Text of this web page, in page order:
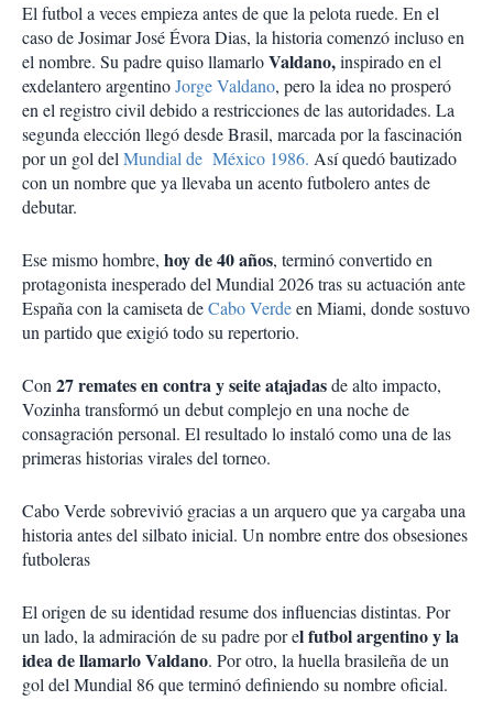
El futbol a veces empieza antes de que la pelota ruede. En el
caso de Josimar José Évora Dias, la historia comenzó incluso en
el nombre. Su padre quiso llamarloValdano,inspirado en el
exdelantero argentinoJorge Valdano, pero la idea no prosperó
en el registro civil debido a restricciones de las autoridades. La
segunda elección llegó desde Brasil, marcada por la fascinación
por un gol delMundial de México 1986. Así quedó bautizado
con un nombre que ya llevaba un acento futbolero antes de
debutar.
Ese mismo hombre, hoy de 40 años, terminó convertido en
protagonista inesperado del Mundial 2026 tras su actuación ante
España con la camiseta deCabo VerdeenMiami, donde sostuvo
un partido que exigió todo su repertorio.
Con27 remates en contra y seite atajadasde alto impacto,
Vozinha transformó un debut complejo en una noche de
consagración personal. El resultado lo instaló como una de las
primeras historias virales del torneo.
Cabo Verde sobrevivió gracias a un arquero que ya cargaba una
historia antes del silbato inicial. Un nombre entre dos obsesiones
futboleras
El origen de su identidad resume dos influencias distintas. Por
un lado, la admiración de su padre por el futbol argentino y la
idea de llamarlo Valdano. Por otro, la huella brasileña de un
gol del Mundial 86 que terminó definiendo su nombre oficial.